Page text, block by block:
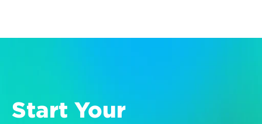
Start Your